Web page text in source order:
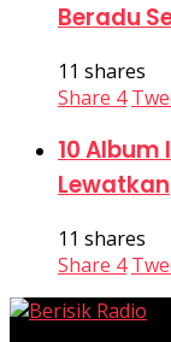
Beradu
11 shares
Share 4
10 Album
Lewatkan
11 shares
Share 4